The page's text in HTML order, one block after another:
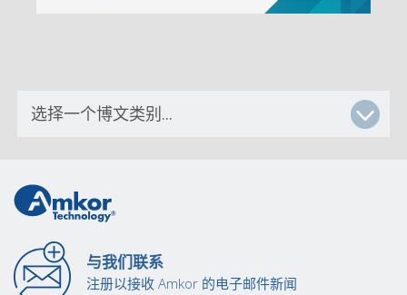
与我们联系
注册以接收 Amkor 的电子邮件新闻